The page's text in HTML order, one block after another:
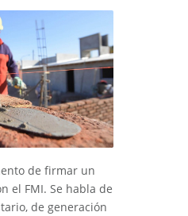
de firmar un
el FMI. Se habla de
de generación